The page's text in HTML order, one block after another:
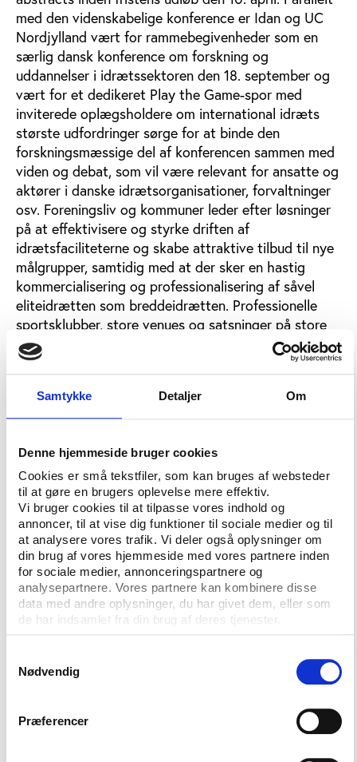
Samtykke Detaljer Om
Denne hjemmeside bruger cookies
Cookies er små tekstfiler, som kan bruges af websteder
til at gøre en brugers oplevelse mere effektiv.
Vi bruger cookies til at tilpasse vores indhold og
annoncer, til at vise dig funktioner til sociale medier og til
at analysere vores trafik. Vi deler også oplysninger om
din brug af vores hjemmeside med vores partnere inden
for sociale medier, annonceringspartnere og
analysepartnere. Vores partnere kan kombinere disse
data med andre oplysninger, du har givet dem, eller som
de har indsamlet fra din brug af deres tjenester.
Nødvendig
Præferencer
med den videnskabelige konference er Idan og UC
Nordjylland vært for rammebegivenheder som en
særlig dansk konference om forskning og
uddannelser i idrætssektoren den 18. september og
vært for et dedikeret Play the Game-spor med
inviterede oplægsholdere om international idræts
største udfordringer sørge for at binde den
forskningsmæssige del af konferencen sammen med
viden og debat, som vil være relevant for ansatte og
aktører i danske idrætsorganisationer, forvaltninger
osv. Foreningsliv og kommuner leder efter løsninger
på at effektivisere og styrke driften af
idrætsfaciliteterne og skabe attraktive tilbud til nye
målgrupper, samtidig med at der sker en hastig
kommercialisering og professionalisering af såvel
eliteidrætten som breddeidrætten. Professionelle
sportsklubber, store venues og satsninger på store
events samt fitness-sektoren og golfsektorens store
fremmarch er blandt de udviklingstræk, der totalt
Som Idan for nylig påviste i rapporten
’Idrætsrelaterede uddannelser og kurser i Danmark.
er sportsmanagement da også en hastigt voksende
disciplin i den danske uddannelsessektor med nye
uddannelser i en lang række byer.
Vidensgrundlaget skal styrkes
Men samtidig har vi fra Idrættens Analyseinstituts
side ofte påpeget, at de mange nye uddannelser
med flotte titler ikke er nok. Der er i høj grad også
uddannelsestilbud som mange af de målrettede
idrætspolitiske satsninger bygger på. Derfor håber vi
forskningsinstitutioner og idrætsorganisationer